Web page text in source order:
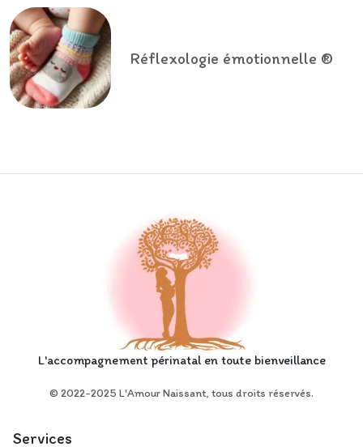
Réflexologie émotionnelle ®
L'accompagnement périnatal en toute bienveillance
© 2022-2025 L'Amour Naissant, tous droits réservés.
Services